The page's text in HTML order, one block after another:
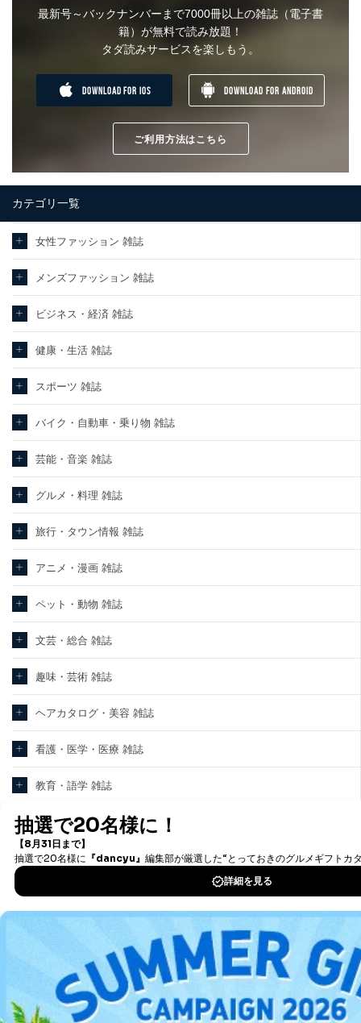
最新号～バックナンバーまで7000冊以上の雑誌（電子書
籍）が無料で読み放題！
タダ読みサービスを楽しもう。
DOWNLOAD FOR IOS DOWNLOAD FOR ANDROID
ご利用方法はこちら
カテゴリ一覧
女性ファッション 雑誌
メンズファッション 雑誌
ビジネス・経済 雑誌
健康・生活 雑誌
スポーツ 雑誌
バイク・自動車・乗り物 雑誌
芸能・音楽 雑誌
グルメ・料理 雑誌
旅行・タウン情報 雑誌
アニメ・漫画 雑誌
ペット・動物 雑誌
文芸・総合 雑誌
趣味・芸術 雑誌
ヘアカタログ・美容 雑誌
看護・医学・医療 雑誌
教育・語学 雑誌
テクノロジー・科学 雑誌
パソコン・PC 雑誌
新聞・業界紙
その他